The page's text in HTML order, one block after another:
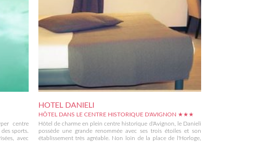
centre
sports.
avec
HOTEL DANIELI
HÔTEL DANS LE CENTRE HISTORIQUE D'AVIGNON ★★★
Hôtel de charme en plein centre historique d'Avignon, le Danieli
possède une grande renommée avec ses trois étoiles et son
établissement très agréable. Non loin de la place de l'Horloge,